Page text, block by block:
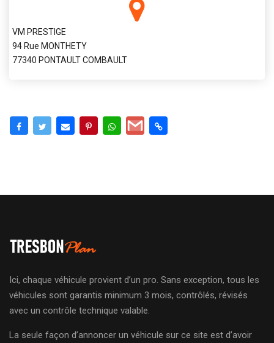
VM PRESTIGE
94 Rue MONTHETY
77340 PONTAULT COMBAULT
Ici, chaque véhicule provient d’un pro. Sans exception, tous les
véhicules sont garantis minimum 3 mois, contrôlés, révisés
avec un contrôle technique valable.
La seule façon d’annoncer un véhicule sur ce site est d’avoir